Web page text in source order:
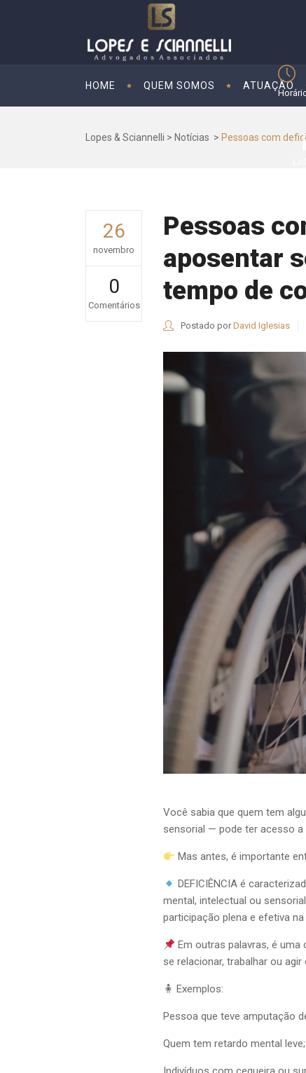
HOME QUEM SOMOS ATUAÇÃO
Lopes & Sciannelli > Notícias > Pessoas com
26
novembro
0
Comentários
Pessoas
aposentar
tempo de
Postado por David Iglesias
Você sabia que quem tem
sensorial — pode ter acesso a
Mas antes, é importante
DEFICIÊNCIA é
mental, intelectual ou
participação plena e efetiva
Em outras palavras, é
se relacionar, trabalhar ou
🧍 Exemplos:
Pessoa que teve amputação
Quem tem retardo mental leve;